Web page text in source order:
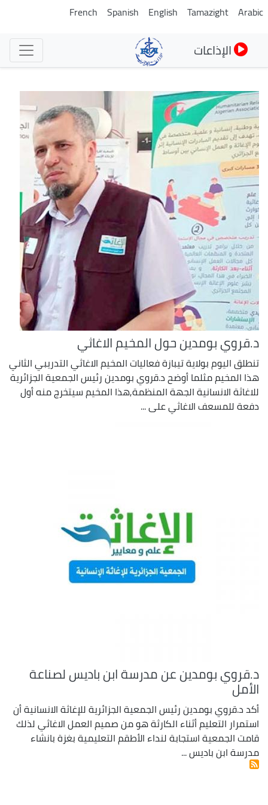
تجاوز
Arabic
Tamazight
English
Spanish
French
الإذاعات
د.قروي بومدين حول المخيم الاغاثي
تنطلق اليوم بولاية تيبازة فعاليات المخيم الاغاثي التدريبي الثاني
هذا المخيم مثلما أوضح د.قروي بومدين رئيس الجمعية الجزائرية
للاغاثة الانسانية الجهة المنظمة,هذا المخيم سيتخرج منه أول
دفعة للمسعف الاغاثي على ...
د.قروي بومدين عن مدرسة ابن باديس لصناعة
الأمل
أكد د.قروي بومدين رئيس الجمعية الجزائرية للإغاثة الانسانية أن
استمرار التعليم أثناء الكارثة هو من صميم العمل الاغاثي لذلك
قامت الجمعية استجابة لنداء الأطقم التعليمية بغزة بانشاء
مدرسة ابن باديس ...